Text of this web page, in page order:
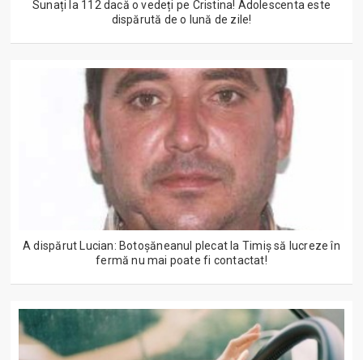
Sunați la 112 dacă o vedeți pe Cristina! Adolescenta este
dispărută de o lună de zile!
A dispărut Lucian: Botoșăneanul plecat la Timiș să lucreze în
fermă nu mai poate fi contactat!